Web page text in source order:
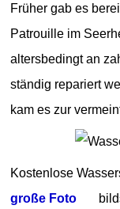
Früher gab es
Patrouille im
altersbedingt an
ständig repariert
kam es zur
Kostenlose
große Foto